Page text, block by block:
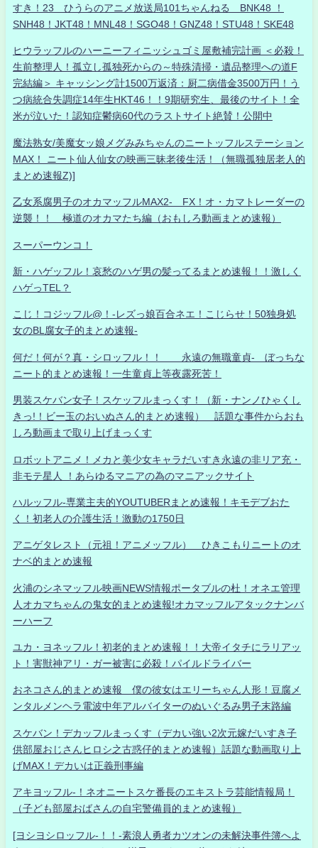
すき！23 ひうらのアニメ放送局101ちゃんねる BNK48 ！
SNH48！JKT48！MNL48！SGO48！GNZ48！STU48！SKE48
ヒウラッフルのハーニーフィニッシュゴミ屋敷補完計画 ＜必殺！
生前整理人！孤立し孤独死からの～特殊清掃・遺品整理への道F
完結編＞ キャッシング計1500万返済：厨二病借金3500万円！う
つ病統合失調症14年生HKT46！！9期研究生、最後のサイト！全
米が泣いた！認知症鬱病60代のラストサイト絶賛！公開中
魔法熟女/美魔女ッ娘メグみみちゃんのニートッフルステーション
MAX！ ニート仙人仙女の映画三昧老後生活！（無職孤独居老人的
まとめ速報Z)]
乙女系腐男子のオカマッフルMAX2- FX！オ・カマトレーダーの
逆襲！！ 極道のオカマたち編（おもしろ動画まとめ速報）
スーパーウンコ！
新・ハゲッフル！哀愁のハゲ男の髪ってるまとめ速報！！激しく
ハゲっTEL？
こじ！コジッフル@！-レズっ娘百合ネエ！こじらせ！50独身処
女のBL腐女子的まとめ速報-
何だ！何が？真・シロッフル！！ 永遠の無職童貞- ぼっちな
ニート的まとめ速報！一生童貞上等夜露死苦！
男装スケバン女子！スケッフルまっくす！（新・ナンノひゃくし
きっ!！ビー玉のおいぬさん的まとめ速報） 話題な事件からおも
しろ動画まで取り上げまっくす
ロボットアニメ！メカと美少女キャラだいすき永遠の非リア充・
非モテ星人 ！あらゆるマニアの為のマニアックサイト
ハルッフル-専業主夫的YOUTUBERまとめ速報！キモデブおた
く！初老人の介護生活！激動の1750日
アニゲタレスト（元祖！アニメッフル） ひきこもりニートのオ
ナベ的まとめ速報
火浦のシネマッフル映画NEWS情報ポータブルの杜！オネエ管理
人オカマちゃんの鬼女的まとめ速報!オカマッフルアタックナンバ
ーハーフ
ユカ・ヨネッフル！初老的まとめ速報！！大帝イタチにラリアッ
ト！害獣神アリ・ガー被害に必殺！パイルドライバー
おネコさん的まとめ速報 僕の彼女はエリーちゃん人形！豆腐メ
ンタルメンヘラ電波中年アルバイターのぬいぐるみ男子末路編
スケバン！デカッフルまっくす（デカい強い2次元嫁だいすき子
供部屋おじさんヒロシ之古惑仔的まとめ速報）話題な動画取り上
げMAX！デカいは正義刑事編
アキヨッフル-！ネオニートスケ番長のエキストラ芸能情報局！
（子ども部屋おばさんの自宅警備員的まとめ速報）
[ヨシヨシロッフル-！！-素浪人勇者カツオンの未解決事件簿へよ